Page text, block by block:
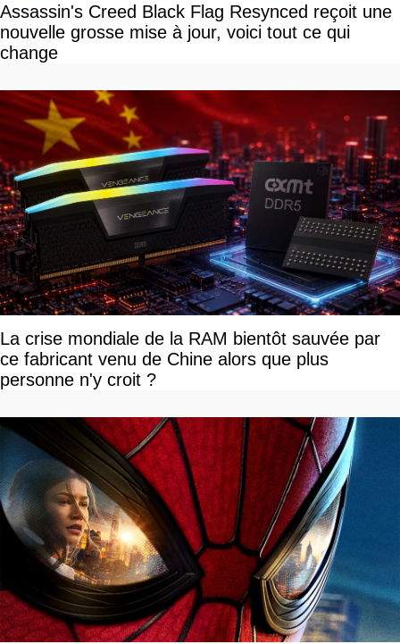
Assassin's Creed Black Flag Resynced reçoit une
nouvelle grosse mise à jour, voici tout ce qui
change
La crise mondiale de la RAM bientôt sauvée par
ce fabricant venu de Chine alors que plus
personne n'y croit ?